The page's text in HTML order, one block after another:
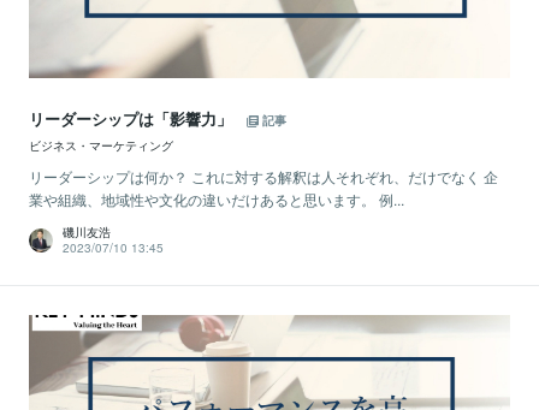
リーダーシップは「影響力」
記事
ビジネス・マーケティング
リーダーシップは何か？ これに対する解釈は人それぞれ、だけでなく 企
業や組織、地域性や文化の違いだけあると思います。 例...
磯川友浩
2023/07/10 13:45